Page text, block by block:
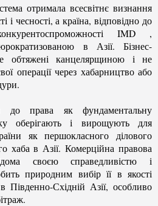
отримала всесвітнє визнання
і чесності, а країна, відповідно до
IMD ,
в Азії. Бізнес-
обтяжені канцелярщиною і не
операції через хабарництво або
до права як фундаментальну
оберігають і вирощують для
як першокласного ділового
хаба в Азії. Комерційна правова
своєю справедливістю і
природним вибір її в якості
Південно-Східній Азії, особливо